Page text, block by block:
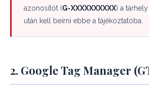
azonosítót (G-XXXXXXXXXX) a
után kell beírni ebbe a tájékoztatóba.
2. Google Tag Manager